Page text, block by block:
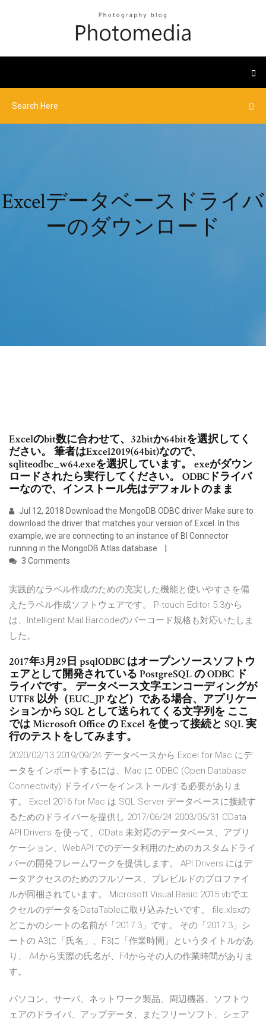
Excelデータベースドライバ
ーのダウンロード
Excelのbit数に合わせて、32bitか64bitを選択してく
ださい。 筆者はExcel2019(64bit)なので、
sqliteodbc_w64.exeを選択しています。 exeがダウン
ロードされたら実行してください。 ODBCドライバ
ーなので、インストール先はデフォルトのまま
Jul 12, 2018 Download the MongoDB ODBC driver Make sure to
download the driver that matches your version of Excel. In this
example, we are connecting to an instance of BI Connector
running in the MongoDB Atlas database
3 Comments
実践的なラベル作成のための充実した機能と使いやすさを備
えたラベル作成ソフトウェアです。 P-touch Editor 5.3から
は、Intelligent Mail Barcodeのバーコード規格も対応いたしま
した。
2017年3月29日 psqlODBC はオープンソースソフトウ
ェアとして開発されている PostgreSQL の ODBC ド
ライバです。 データベース文字エンコーディングが
UTF8 以外（EUC_JP など）である場合、アプリケー
ションから SQL として送られてくる文字列を ここ
では Microsoft Office の Excel を使って接続と SQL 実
行のテストをしてみます。
2020/02/13 2019/09/24 データベースから Excel for Mac にデ
ータをインポートするには、Mac に ODBC (Open Database
Connectivity) ドライバーをインストールする必要がありま
す。 Excel 2016 for Mac は SQL Server データベースに接続す
るためのドライバーを提供し 2017/06/24 2003/05/31 CData
API Drivers を使って、CData 未対応のデータベース、アプリ
ケーション、WebAPI でのデータ利用のためのカスタムドライ
バーの開発フレームワークを提供します。 API Drivers にはデ
ータアクセスのためのフルソース、プレビルドのプロファイ
ルが同梱されています。 Microsoft Visual Basic 2015 vbでエ
クセルのデータをDataTableに取り込みたいです。 file.xlsxの
どこかのシートの名前が「2017.3」です。 その「2017.3」シ
ートの A3に「氏名」、F3に「作業時間」というタイトルがあ
り、 A4から実際の氏名が、F4からその人の作業時間がありま
す。
パソコン、サーバ、ネットワーク製品、周辺機器、ソフトウ
ェアのドライバ、アップデータ、またフリーソフト、シェア